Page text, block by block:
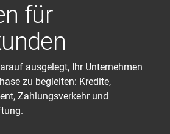
für
ausgelegt, Ihr Unternehmen
zu begleiten: Kredite,
Zahlungsverkehr und